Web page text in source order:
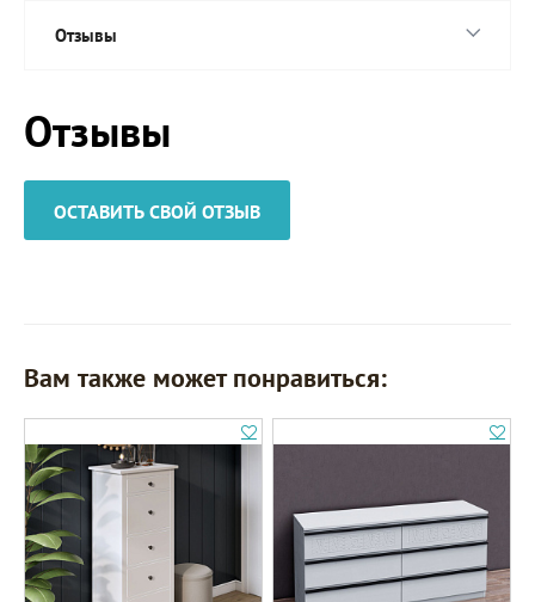
Отзывы
Отзывы
ОСТАВИТЬ СВОЙ ОТЗЫВ
Вам также может понравиться: